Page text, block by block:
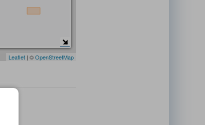
Leaflet | ©OpenStreetMap